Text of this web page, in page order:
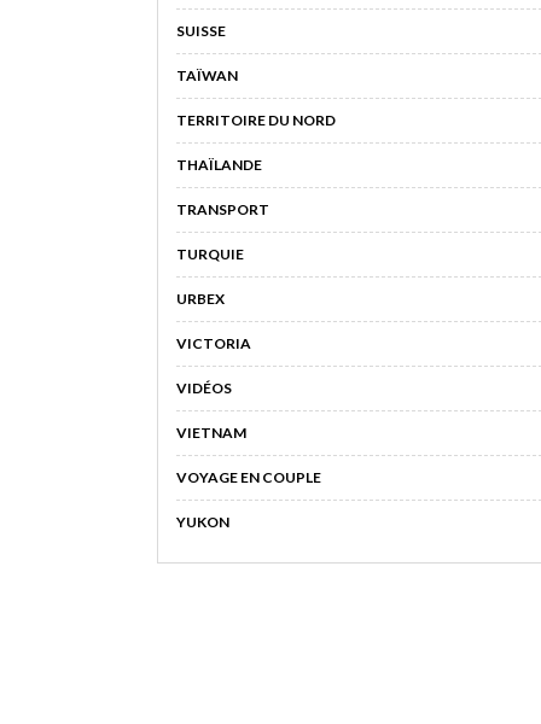
SUISSE
TAÏWAN
TERRITOIRE DU NORD
THAÏLANDE
TRANSPORT
TURQUIE
URBEX
VICTORIA
VIDÉOS
VIETNAM
VOYAGE EN COUPLE
YUKON